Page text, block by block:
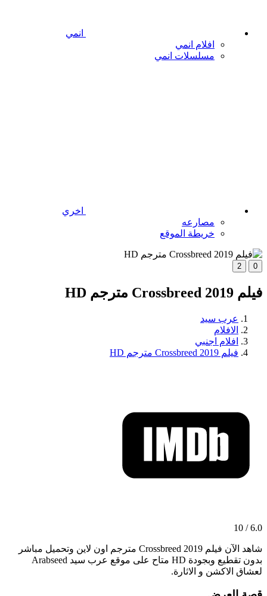
انمي
افلام انمي
مسلسلات انمي
اخري
مصارعه
خريطة الموقع
0
2
فيلم Crossbreed 2019 مترجم HD
عرب سيد
الافلام
افلام اجنبي
فيلم Crossbreed 2019 مترجم HD
6.0 / 10
شاهد الآن فيلم Crossbreed 2019 مترجم اون لاين وتحميل مباشر
بدون تقطيع وبجودة HD متاح على موقع عرب سيد Arabseed
لعشاق الاكشن و الاثارة.